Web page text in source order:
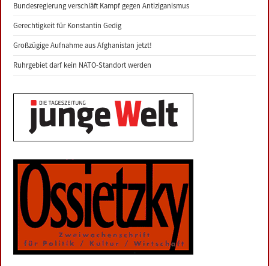
Bundesregierung verschläft Kampf gegen Antiziganismus
Gerechtigkeit für Konstantin Gedig
Großzügige Aufnahme aus Afghanistan jetzt!
Ruhrgebiet darf kein NATO-Standort werden